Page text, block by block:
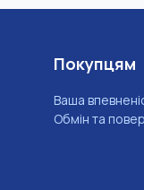
Покупцям
Ваша
Обмін та